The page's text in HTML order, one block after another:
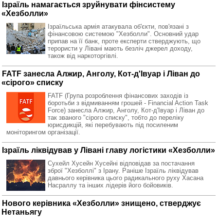
Ізраїль намагається зруйнувати фінсистему
«Хезболли»
Ізраїльська армія атакувала об'єкти, пов'язані з
фінансовою системою "Хезболли". Основний удар
припав на її банк, проте експерти стверджують, що
терористи у Лівані мають безліч джерел доходу,
також від наркоторгівлі.
FATF занесла Алжир, Анголу, Кот-д'Івуар і Ліван до
«сірого» списку
FATF (Група розроблення фінансових заходів із
боротьби з відмиванням грошей - Financial Action Task
Force) занесла Алжир, Анголу, Кот-д'Івуар і Ліван до
так званого "сірого списку", тобто до переліку
юрисдикцій, які перебувають під посиленим
моніторингом організації.
Ізраїль ліквідував у Лівані главу логістики «Хезболли»
Сухейл Хусейн Хусейні відповідав за постачання
зброї "Хезболлі" з Ірану. Раніше Ізраїль ліквідував
давнього керівника цього радикального руху Хасана
Насраллу та інших лідерів його бойовиків.
Нового керівника «Хезболли» знищено, стверджує
Нетаньягу